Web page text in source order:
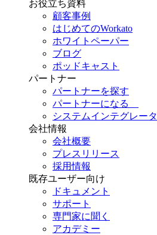
お役立ち資料
顧客事例
はじめてのWorkato
ホワイトペーパー
ブログ
ポッドキャスト
パートナー
パートナーを探す
パートナーになる
システムインテグレータ
会社情報
会社概要
プレスリリース
採用情報
既存ユーザー向け
ドキュメント
サポート
専門家に聞く
アカデミー